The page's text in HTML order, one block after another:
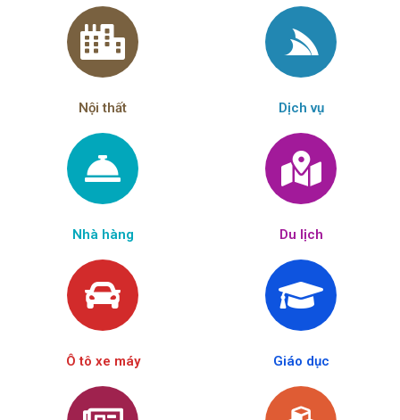
Nội thất Dịch vụ
Nhà hàng Du lịch
Ô tô xe máy Giáo dục